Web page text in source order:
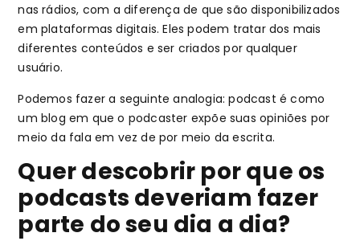
nas rádios, com a diferença de que são disponibilizados
em plataformas digitais. Eles podem tratar dos mais
diferentes conteúdos e ser criados por qualquer
usuário.
Podemos fazer a seguinte analogia: podcast é como
um blog em que o podcaster expõe suas opiniões por
meio da fala em vez de por meio da escrita.
Quer descobrir por que os
podcasts deveriam fazer
parte do seu dia a dia?